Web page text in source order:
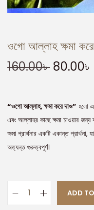
ওগো আল্লাহ ক্ষমা
160.00৳ 80.00৳
“ওগো আল্লাহ, ক্ষমা করে দাও” হলো
এবং আল্লাহর কাছে ক্ষমা চাওয়ার
ক্ষমা প্রার্থনার একটি একান্ত
অত্যন্ত গুরুত্বপূর্ণ।
ADD